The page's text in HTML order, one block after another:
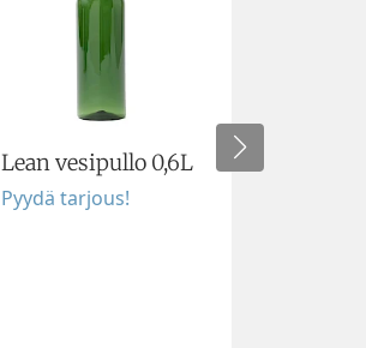
Lean vesipullo 0,6L
Pyydä tarjous!